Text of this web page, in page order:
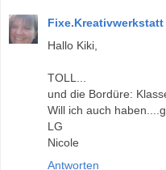
Fixe.Kreativwerkstatt
Hallo Kiki,
TOLL...
und die Bordüre:
Will ich auch
LG
Nicole
Antworten